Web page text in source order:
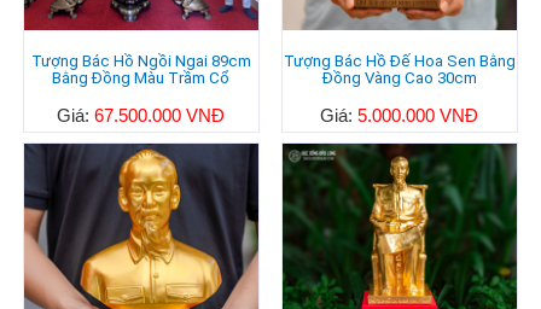
Tượng Bác Hồ Ngồi Ngai 89cm
Bằng Đồng Màu Trầm Cổ
Giá:67.500.000 VNĐ
Tượng Bác Hồ Đế Hoa Sen Bằng
Đồng Vàng Cao 30cm
Giá:5.000.000 VNĐ